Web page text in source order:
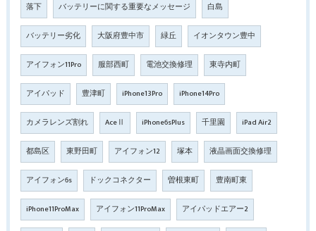
落下 バッテリーに関する重要なメッセージ 白島
バッテリー劣化 大阪府豊中市 緑丘 イオンタウン豊中
アイフォン11Pro 服部西町 電池交換修理 東寺内町
アイパッド 豊津町 iPhone13Pro iPhone14Pro
カメラレンズ割れ AceⅡ iPhone6sPlus 千里園 iPad Air2
都島区 東野田町 アイフォン12 塚本 液晶画面交換修理
アイフォン6s ドックコネクター 曽根東町 豊南町東
iPhone11ProMax アイフォン11ProMax アイパッドエアー2